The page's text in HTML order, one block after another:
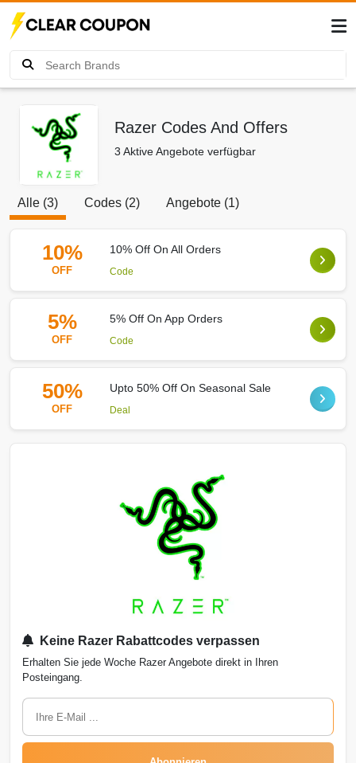
Razer Codes And Offers
3 Aktive Angebote verfügbar
Alle (3) Codes (2) Angebote (1)
10%
OFF
10% Off On All Orders
Code
5%
OFF
5% Off On App Orders
Code
50%
OFF
Upto 50% Off On Seasonal Sale
Deal
Keine Razer Rabattcodes verpassen
Erhalten Sie jede Woche Razer Angebote direkt in Ihren
Posteingang.